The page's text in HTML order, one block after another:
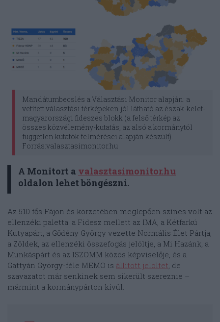
Mandátumbecslés a Választási Monitor alapján: a
vetített választási térképeken jól látható az észak-kelet-
magyarországi fideszes blokk (a felső térkép az
összes közvélemény-kutatás, az alsó a kormánytól
független kutatók felmérései alapján készült).
Forrás:valasztasimonitor.hu
A Monitort a valasztasimonitor.hu
oldalon lehet böngészni.
Az 510 fős Fájon és körzetében meglepően színes volt az
ellenzéki paletta: a Fidesz mellett az IMA, a Kétfarkú
Kutyapárt, a Gődény György vezette Normális Élet Pártja,
a Zöldek, az ellenzéki összefogás jelöltje, a Mi Hazánk, a
Munkáspárt és az ISZOMM közös képviselője, és a
Gattyán György-féle MEMO is állított jelöltet , de
szavazatot már senkinek sem sikerült szereznie –
mármint a kormánypárton kívül.